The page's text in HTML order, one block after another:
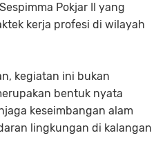
Pokjar II yang
kerja profesi di wilayah
kegiatan ini bukan
bentuk nyata
keseimbangan alam
lingkungan di kalangan